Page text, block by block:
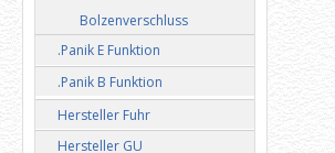
Bolzenverschluss
.Panik E Funktion
.Panik B Funktion
Hersteller Fuhr
Hersteller GU